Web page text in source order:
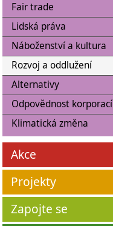
Fair trade
Lidská práva
Náboženství a kultura
Rozvoj a oddlužení
Alternativy
Odpovědnost korporací
Klimatická změna
Akce
Projekty
Zapojte se